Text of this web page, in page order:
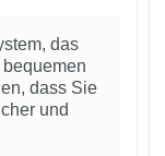
das
dass Sie
und